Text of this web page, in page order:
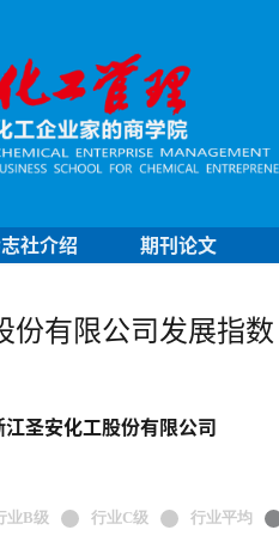
社介绍 期刊论文
份有限公司发展指数
江圣安化工股份有限公司